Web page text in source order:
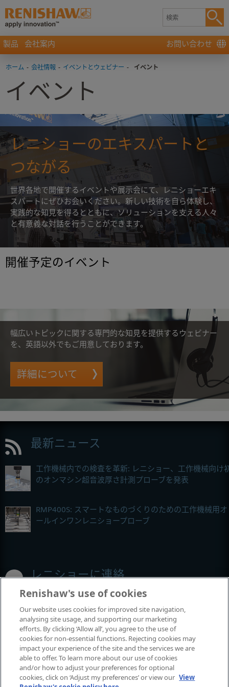
製品 会社案内 お問い合わせ
ホーム - 会社情報 - イベントとウェビナー - イベント
イベント
レニショーのエキスパートと
つながる
世界各地で開催するイベントや展示会にて、レニショーエキ
スパートにぜひお会いください。新しい技術を自ら体験し、
実践的な知見を得るとともに、ソリューションを支える人々
と有意義な対話を行うことができます。
開催予定のイベント
幅広いトピックに関する専門的な知見を提供するウェビナー
を、英語以外でもご用意しております。
詳細について
最新ニュース
工作機械内での検査を革新: レニショー、工作機械向け
のオンマシン超音波厚さ計測プローブを発表
RMP400S: スマートなものづくりのための工作機械用オ
ールインワンレニショープローブ
レニショーに連絡
オンラインフォーム
オフィスの詳細情報
MyRenishaw
オンラインストア
Renishaw's use of cookies
Our website uses cookies for improved site navigation,
analysing site usage, and supporting our marketing
efforts. By clicking ‘Allow all’, you agree to the use of
cookies for non-essential functions. Rejecting cookies may
impact your experience of the site and the services we are
able to offer. To learn more about our use of cookies
and/or how to adjust your preferences for optional
cookies, click on ‘Adjust my preferences’ or view our View